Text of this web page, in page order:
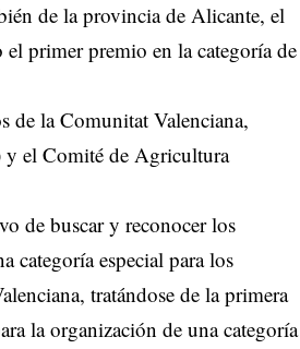
de la provincia de Alicante, el
primer premio en la categoría de
de la Comunitat Valenciana,
y el Comité de Agricultura
de buscar y reconocer los
categoría especial para los
tratándose de la primera
la organización de una categoría